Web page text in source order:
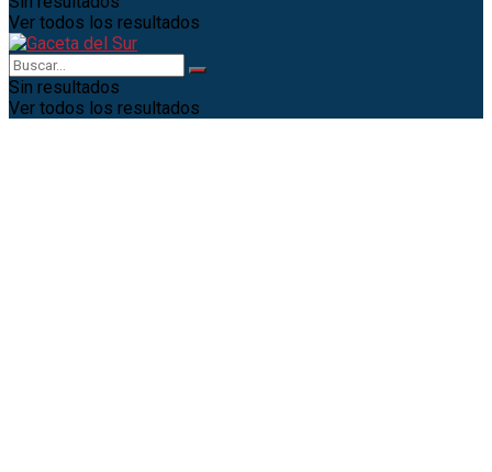
Ver todos los resultados
Sin resultados
Ver todos los resultados